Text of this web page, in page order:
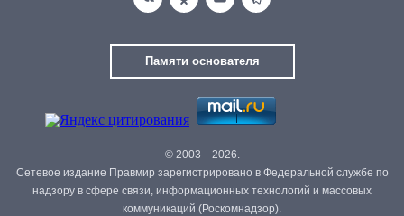
Памяти основателя
© 2003—2026.
Сетевое издание Правмир зарегистрировано в Федеральной службе по
надзору в сфере связи, информационных технологий и массовых
коммуникаций (Роскомнадзор).